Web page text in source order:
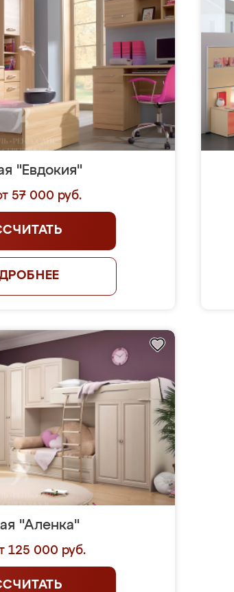
"Евдокия"
57 000 руб.
"Аленка"
125 000 руб.